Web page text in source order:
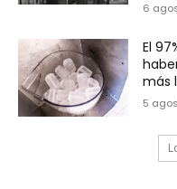
6
El
más
5